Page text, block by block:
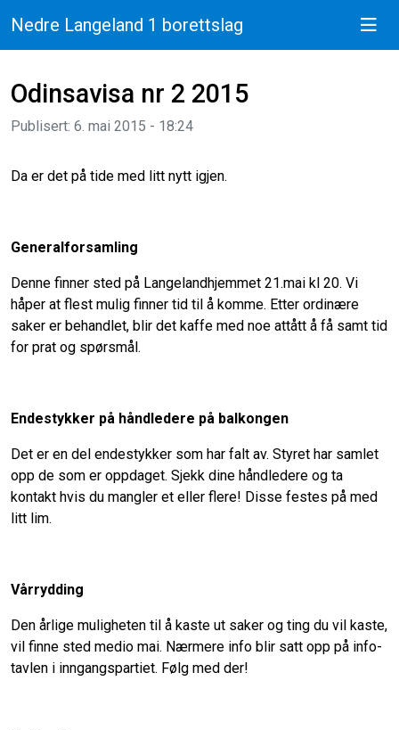
Nedre Langeland 1 borettslag
Odinsavisa nr 2 2015
Publisert: 6. mai 2015 - 18:24
Da er det på tide med litt nytt igjen.
Generalforsamling
Denne finner sted på Langelandhjemmet 21.mai kl 20. Vi
håper at flest mulig finner tid til å komme. Etter ordinære
saker er behandlet, blir det kaffe med noe attått å få samt tid
for prat og spørsmål.
Endestykker på håndledere på balkongen
Det er en del endestykker som har falt av. Styret har samlet
opp de som er oppdaget. Sjekk dine håndledere og ta
kontakt hvis du mangler et eller flere! Disse festes på med
litt lim.
Vårrydding
Den årlige muligheten til å kaste ut saker og ting du vil kaste,
vil finne sted medio mai. Nærmere info blir satt opp på info-
tavlen i inngangspartiet. Følg med der!